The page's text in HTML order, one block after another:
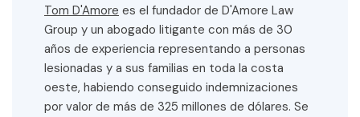
Tom D'Amore es el fundador de D'Amore Law
Group y un abogado litigante con más de 30
años de experiencia representando a personas
lesionadas y a sus familias en toda la costa
oeste, habiendo conseguido indemnizaciones
por valor de más de 325 millones de dólares. Se